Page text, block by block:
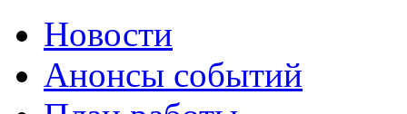
Новости
Анонсы событий